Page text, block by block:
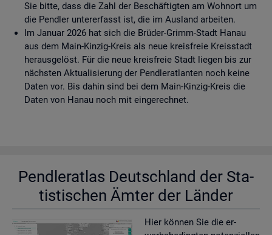
Sie bitte, dass die Zahl der Beschäftigten am Wohnort um
die Pendler untererfasst ist, die im Ausland arbeiten.
Im Januar 2026 hat sich die Brüder-Grimm-Stadt Hanau
aus dem Main-Kinzig-Kreis als neue kreisfreie Kreisstadt
herausgelöst. Für die neue kreisfreie Stadt liegen bis zur
nächsten Aktualisierung der Pendleratlanten noch keine
Daten vor. Bis dahin sind bei dem Main-Kinzig-Kreis die
Daten von Hanau noch mit eingerechnet.
Pend­ler­at­las Deutsch­land der Sta­
tis­ti­schen Ämter der Län­der
Hier kön­nen Sie die er­